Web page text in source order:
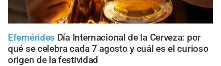
Efemérides Día Internacional de la Cerveza: por
qué se celebra cada 7 agosto y cuál es el curioso
origen de la festividad